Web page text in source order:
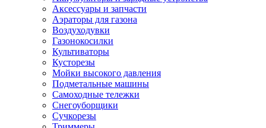
Аксессуары и запчасти
Аэраторы для газона
Воздуходувки
Газонокосилки
Культиваторы
Кусторезы
Мойки высокого давления
Подметальные машины
Самоходные тележки
Снегоуборщики
Сучкорезы